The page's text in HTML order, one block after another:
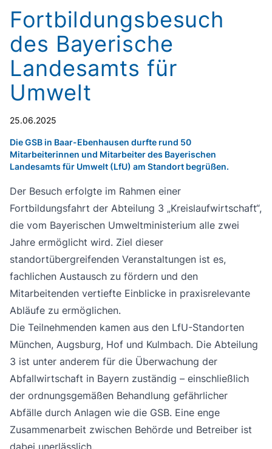
Fortbildungsbesuch
des Bayerische
Landesamts für
Umwelt
25.06.2025
Die GSB in Baar-Ebenhausen durfte rund 50
Mitarbeiterinnen und Mitarbeiter des Bayerischen
Landesamts für Umwelt (LfU) am Standort begrüßen.
Der Besuch erfolgte im Rahmen einer
Fortbildungsfahrt der Abteilung 3 „Kreislaufwirtschaft“,
die vom Bayerischen Umweltministerium alle zwei
Jahre ermöglicht wird. Ziel dieser
standortübergreifenden Veranstaltungen ist es,
fachlichen Austausch zu fördern und den
Mitarbeitenden vertiefte Einblicke in praxisrelevante
Abläufe zu ermöglichen.
Die Teilnehmenden kamen aus den LfU-Standorten
München, Augsburg, Hof und Kulmbach. Die Abteilung
3 ist unter anderem für die Überwachung der
Abfallwirtschaft in Bayern zuständig – einschließlich
der ordnungsgemäßen Behandlung gefährlicher
Abfälle durch Anlagen wie die GSB. Eine enge
Zusammenarbeit zwischen Behörde und Betreiber ist
dabei unerlässlich.